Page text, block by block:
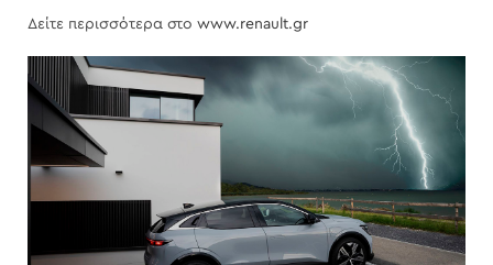
Δείτε περισσότερα στο www.renault.gr